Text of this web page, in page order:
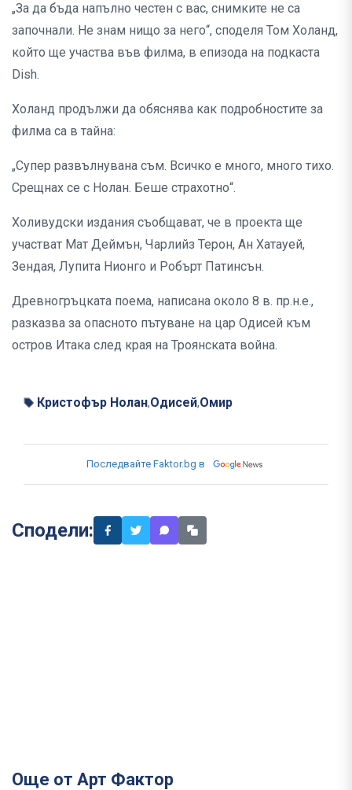
„За да бъда напълно честен с вас, снимките не са
започнали. Не знам нищо за него“, споделя Том Холанд,
който ще участва във филма, в епизода на подкаста
Dish.
Холанд продължи да обяснява как подробностите за
филма са в тайна:
„Супер развълнувана съм. Всичко е много, много тихо.
Срещнах се с Нолан. Беше страхотно“.
Холивудски издания съобщават, че в проекта ще
участват Мат Деймън, Чарлийз Терон, Ан Хатауей,
Зендая, Лупита Нионго и Робърт Патинсън.
Древногръцката поема, написана около 8 в. пр.н.е.,
разказва за опасното пътуване на цар Одисей към
остров Итака след края на Троянската война.
Кристофър Нолан,Одисей,Омир
Последвайте Faktor.bg в
Сподели:
Още от Арт Фактор